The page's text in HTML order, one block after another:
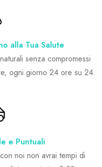
alla Tua Salute
senza compromessi
ogni giorno 24 ore su 24.
e Puntuali
noi non avrai tempi di